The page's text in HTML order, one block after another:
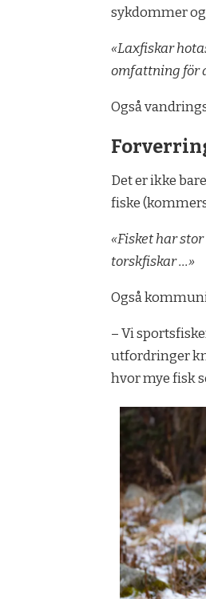
sykdommer
«Laxfiskar
omfattning för
Også
Det er ikke
fiske
«Fisket har
torskfiskar …»
Også
– Vi
utfordringer
hvor mye fisk